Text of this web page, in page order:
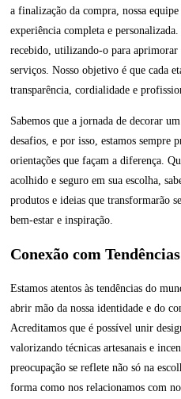
a finalização da compra, nossa
experiência completa e
recebido, utilizando-o para aprimorar
serviços. Nosso objetivo é que cada
transparência, cordialidade e
Sabemos que a jornada de decorar
desafios, e por isso, estamos sempre
orientações que façam a diferença.
acolhido e seguro em sua escolha,
produtos e ideias que transformarão
bem-estar e inspiração.
Conexão com
Estamos atentos às tendências do
abrir mão da nossa identidade e do
Acreditamos que é possível unir
valorizando técnicas artesanais e
preocupação se reflete não só na
forma como nos relacionamos com